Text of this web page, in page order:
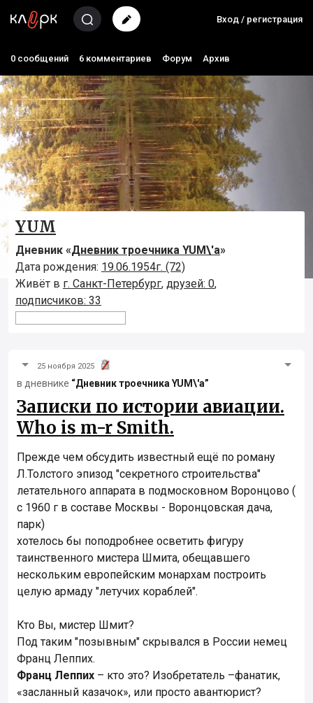
Вход / регистрация
0 сообщений 6 комментариев Форум Архив
YUM
Дневник «Дневник троечника YUM\'а»
Дата рождения: 19.06.1954г. (72)
Живёт в г. Санкт-Петербург, друзей: 0,
подписчиков: 33
25 ноября 2025
в дневнике “Дневник троечника YUM\'а”
Записки по истории авиации.
Who is m-r Smith.
Прежде чем обсудить известный ещё по роману
Л.Толстого эпизод "секретного строительства"
летательного аппарата в подмосковном Воронцово (
с 1960 г в составе Москвы - Воронцовская дача,
парк)
хотелось бы поподробнее осветить фигуру
таинственного мистера Шмита, обещавшего
нескольким европейским монархам построить
целую армаду "летучих кораблей".
Кто Вы, мистер Шмит?
Под таким "позывным" скрывался в России немец
Франц Леппих.
Франц Леппих – кто это? Изобретатель –фанатик,
«засланный казачок», или просто авантюрист?